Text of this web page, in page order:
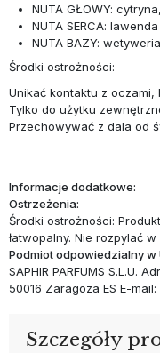
NUTA GŁOWY: cytryna,
NUTA SERCA: lawenda
NUTA BAZY: wetyweria
Środki ostrożności:
Unikać kontaktu z oczami,
Tylko do użytku
Przechowywać z dala od
Informacje dodatkowe:
Ostrzeżenia:
Środki ostrożności:
łatwopalny. Nie rozpylać
Podmiot odpowiedzialny w
SAPHIR PARFUMS S.L.U.
50016 Zaragoza ES E-
Szczegóły